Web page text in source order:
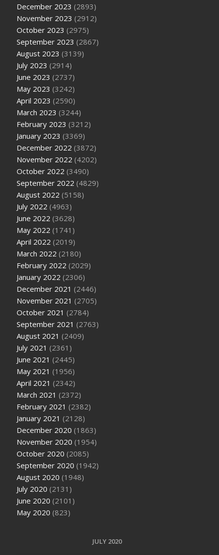
December 2023 (2893)
November 2023 (2912)
October 2023 (2975)
September 2023 (2867)
August 2023 (3139)
July 2023 (2914)
June 2023 (2737)
May 2023 (3242)
April 2023 (2590)
March 2023 (3244)
February 2023 (3212)
January 2023 (3369)
December 2022 (3872)
November 2022 (4202)
October 2022 (3490)
September 2022 (4829)
August 2022 (5158)
July 2022 (4963)
June 2022 (3628)
May 2022 (1741)
April 2022 (2019)
March 2022 (2180)
February 2022 (2029)
January 2022 (2306)
December 2021 (2446)
November 2021 (2705)
October 2021 (2784)
September 2021 (2763)
August 2021 (2409)
July 2021 (2361)
June 2021 (2445)
May 2021 (1956)
April 2021 (2342)
March 2021 (2372)
February 2021 (2382)
January 2021 (2128)
December 2020 (1863)
November 2020 (1954)
October 2020 (2085)
September 2020 (1942)
August 2020 (1948)
July 2020 (2131)
June 2020 (2101)
May 2020 (823)
JULY 2020